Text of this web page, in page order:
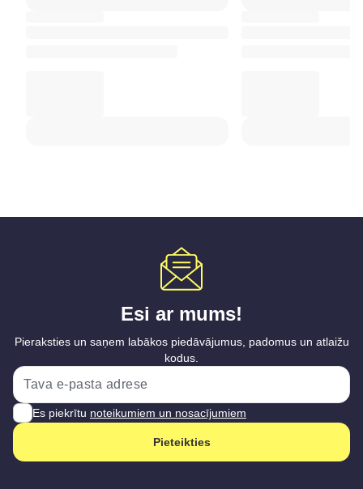
Esi ar mums!
Pieraksties un saņem labākos piedāvājumus, padomus un atlaižu
kodus.
Es piekrītu noteikumiem un nosacījumiem
Pieteikties